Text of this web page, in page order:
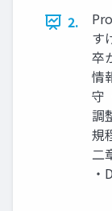
2.
す
卒
情
守
調
規
二